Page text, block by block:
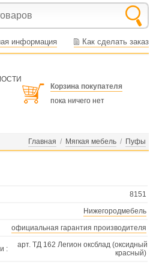
информация Как сделать заказ
Корзина покупателя
пока ничего нет
Главная / Мягкая мебель / Пуфы
8151
Нижегородмебель
официальная гарантия производителя
:
арт. ТД 162 Легион оксблад (оксидный
красный)